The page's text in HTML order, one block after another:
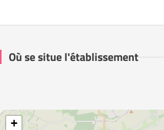
Où se situe l'établissement
+